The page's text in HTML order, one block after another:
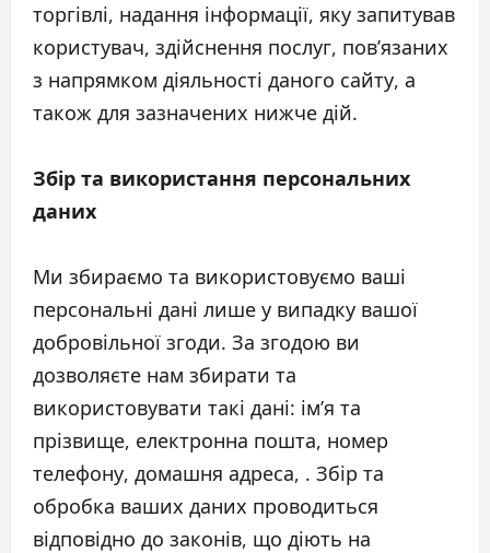
торгівлі, надання інформації, яку запитував
користувач, здійснення послуг, пов’язаних
з напрямком діяльності даного сайту, а
також для зазначених нижче дій.
Збір та використання персональних
даних
Ми збираємо та використовуємо ваші
персональні дані лише у випадку вашої
добровільної згоди. За згодою ви
дозволяєте нам збирати та
використовувати такі дані: ім’я та
прізвище, електронна пошта, номер
телефону, домашня адреса, . Збір та
обробка ваших даних проводиться
відповідно до законів, що діють на